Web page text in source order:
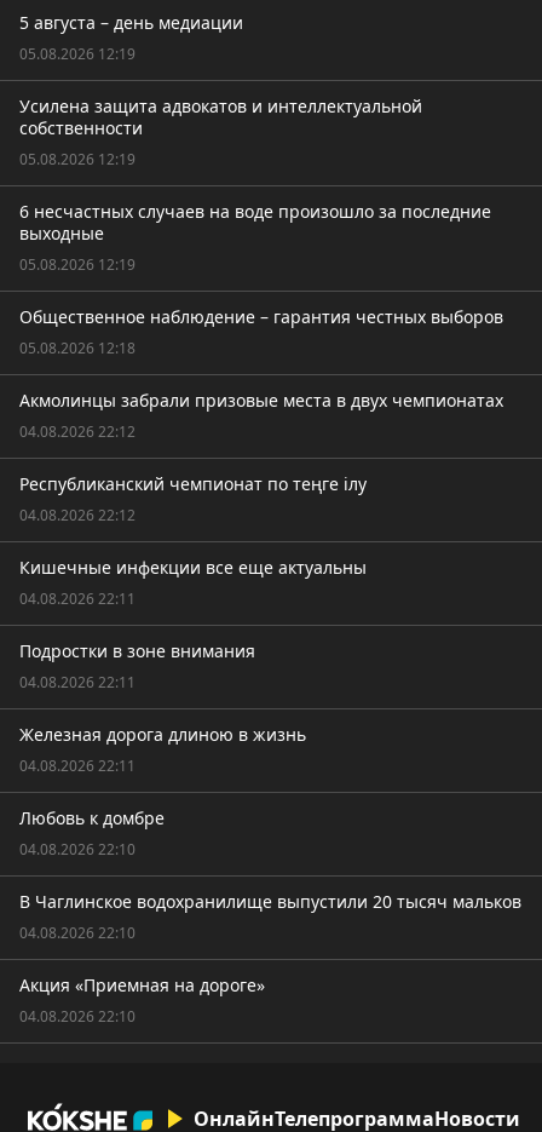
5 августа – день медиации
05.08.2026 12:19
Усилена защита адвокатов и интеллектуальной
собственности
05.08.2026 12:19
6 несчастных случаев на воде произошло за последние
выходные
05.08.2026 12:19
Общественное наблюдение – гарантия честных выборов
05.08.2026 12:18
Акмолинцы забрали призовые места в двух чемпионатах
04.08.2026 22:12
Республиканский чемпионат по теңге ілу
04.08.2026 22:12
Кишечные инфекции все еще актуальны
04.08.2026 22:11
Подростки в зоне внимания
04.08.2026 22:11
Железная дорога длиною в жизнь
04.08.2026 22:11
Любовь к домбре
04.08.2026 22:10
В Чаглинское водохранилище выпустили 20 тысяч мальков
04.08.2026 22:10
Акция «Приемная на дороге»
04.08.2026 22:10
ОнлайнТелепрограммаНовости